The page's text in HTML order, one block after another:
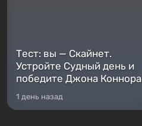
Тест: вы — Скайнет.
Устройте Судный день и
победите Джона Коннора
1 день назад